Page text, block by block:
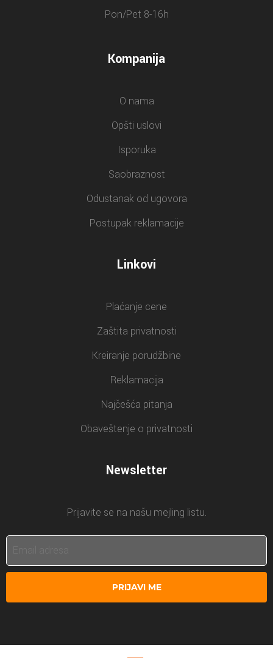
Pon/Pet 8-16h
Kompanija
O nama
Opšti uslovi
Isporuka
Saobraznost
Odustanak od ugovora
Postupak reklamacije
Linkovi
Plaćanje cene
Zaštita privatnosti
Kreiranje porudžbine
Reklamacija
Najčešća pitanja
Obaveštenje o privatnosti
Newsletter
Prijavite se na našu mejling listu.
PRIJAVI ME